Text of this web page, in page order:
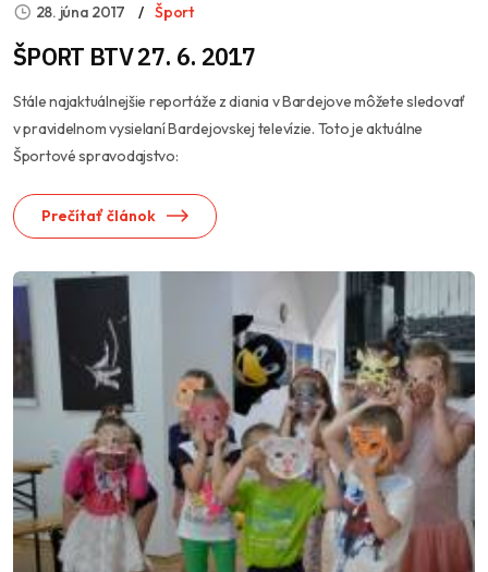
28. júna 2017 Šport
ŠPORT BTV 27. 6. 2017
Stále najaktuálnejšie reportáže z diania v Bardejove môžete sledovať
v pravidelnom vysielaní Bardejovskej televízie. Toto je aktuálne
Športové spravodajstvo:
Prečítať článok